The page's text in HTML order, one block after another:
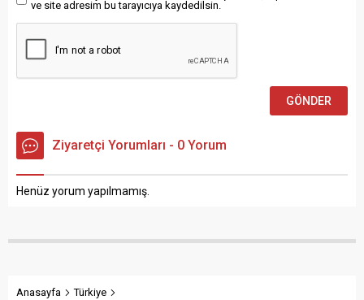
gönderme...
ve site adresim bu tarayıcıya kaydedilsin.
Ziyaretçi Yorumları - 0 Yorum
Henüz yorum yapılmamış.
Anasayfa
Türkiye